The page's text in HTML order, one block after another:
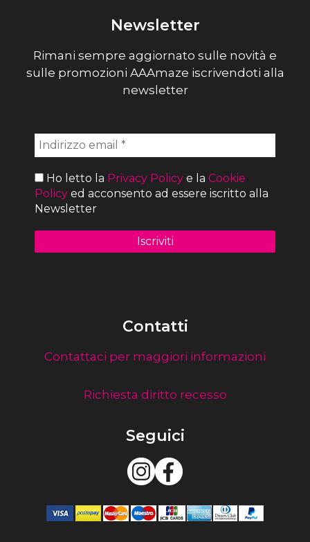
Newsletter
Rimani sempre aggiornato sulle novità e
sulle promozioni AAAmaze iscrivendoti alla
newsletter
Ho letto la Privacy Policy e la Cookie
Policy ed acconsento ad essere iscritto alla
Newsletter
Contatti
Contattaci per maggiori informazioni
Richiesta diritto recesso
Seguici